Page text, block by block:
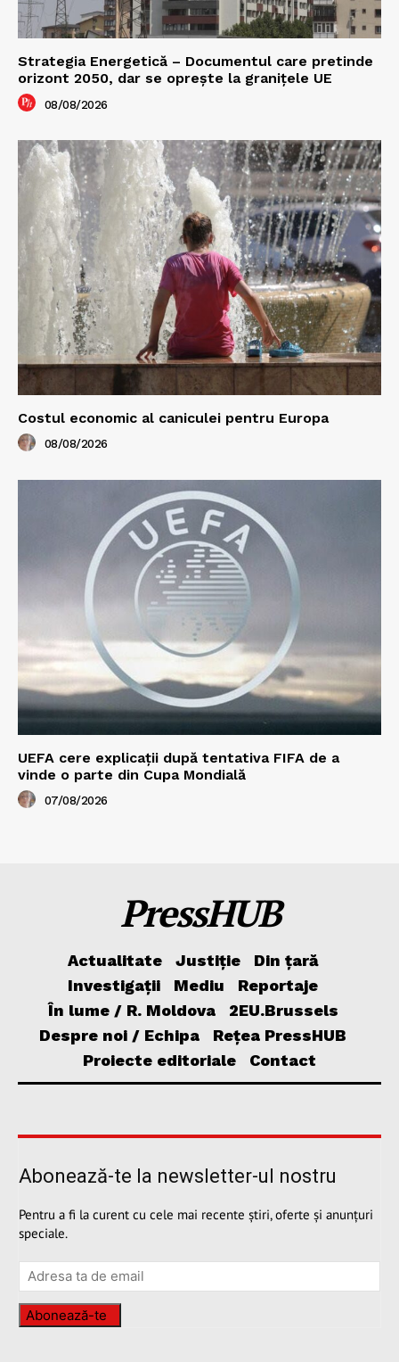
Strategia Energetică – Documentul care pretinde
orizont 2050, dar se oprește la granițele UE
08/08/2026
Costul economic al caniculei pentru Europa
08/08/2026
UEFA cere explicații după tentativa FIFA de a
vinde o parte din Cupa Mondială
07/08/2026
PressHUB
Actualitate Justiție
Din țară
Investigații
Mediu
Reportaje
În lume / R. Moldova
2EU.Brussels
Despre noi / Echipa
Rețea PressHUB
Proiecte editoriale
Contact
Abonează-te la newsletter-ul nostru
Pentru a fi la curent cu cele mai recente știri, oferte și anunțuri
speciale.
Abonează-te